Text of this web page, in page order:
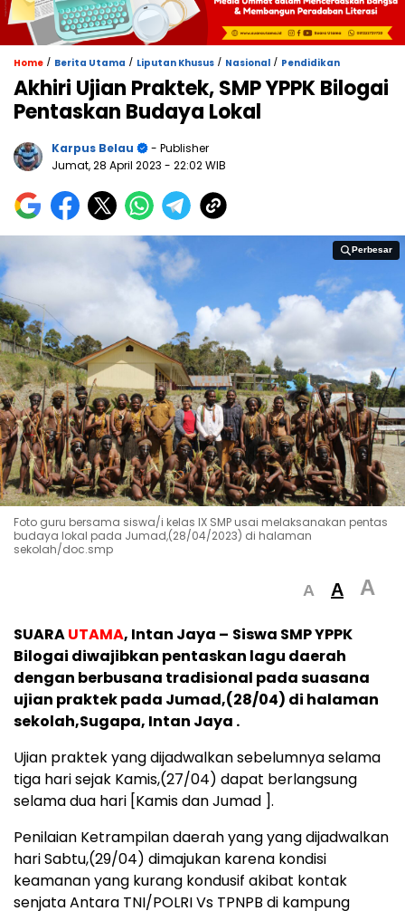
Home / Berita Utama / Liputan Khusus / Nasional / Pendidikan
Akhiri Ujian Praktek, SMP YPPK Bilogai
Pentaskan Budaya Lokal
Karpus Belau
- Publisher
Jumat, 28 April 2023 - 22:02 WIB
Perbesar
Perbesar
Foto guru bersama siswa/i kelas IX SMP usai melaksanakan pentas
budaya lokal pada Jumad,(28/04/2023) di halaman
sekolah/doc.smp
A A A
SUARAUTAMA, Intan Jaya – Siswa SMP YPPK
Bilogai diwajibkan pentaskan lagu daerah
dengan berbusana tradisional pada suasana
ujian praktek pada Jumad,(28/04) di halaman
sekolah,Sugapa, Intan Jaya .
Ujian praktek yang dijadwalkan sebelumnya selama
tiga hari sejak Kamis,(27/04) dapat berlangsung
selama dua hari [Kamis dan Jumad ].
Penilaian Ketrampilan daerah yang yang dijadwalkan
hari Sabtu,(29/04) dimajukan karena kondisi
keamanan yang kurang kondusif akibat kontak
senjata Antara TNI/POLRI Vs TPNPB di kampung